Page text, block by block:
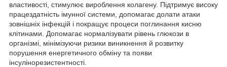
властивості, стимулює вироблення колагену. Підтримує високу
працездатність імунної системи, допомагає долати атаки
зовнішніх інфекцій і покращує процеси поглинання кисню
клітинами. Допомагає нормалізувати рівень глюкози в
організмі, мінімізуючи ризики виникнення й розвитку
порушення енергетичного обміну та появи
інсулінорезистентності.